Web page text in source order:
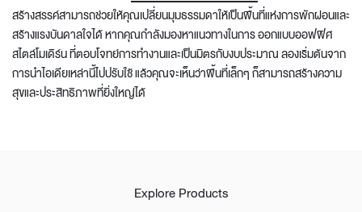
สร้างสรรค์สามารถช่วยให้คุณเปลี่ยนมุมธรรมดาให้เป็นพื้นที่แห่งการพักผ่อนและ
สร้างแรงบันดาลใจได้ หากคุณกำลังมองหาแนวทางในการออกแบบออฟฟิศ
สไตล์โมเดิร์นที่ตอบโจทย์การทำงานและเป็นมิตรกับงบประมาณ ลองเริ่มต้นจาก
การนำไอเดียเหล่านี้ไปปรับใช้ แล้วคุณจะเห็นว่าพื้นที่เล็กๆ ก็สามารถสร้างความ
สุขและประสิทธิภาพที่ยิ่งใหญ่ได้
Explore Products